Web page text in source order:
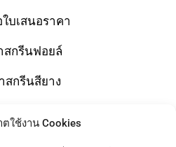
ใช้งาน Cookies
บเสนอราคา
สกรีนฟอยล์
สกรีนสียาง